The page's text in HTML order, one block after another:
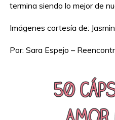
termina siendo lo mejor de
Imágenes cortesía de:
Por: Sara Espejo –